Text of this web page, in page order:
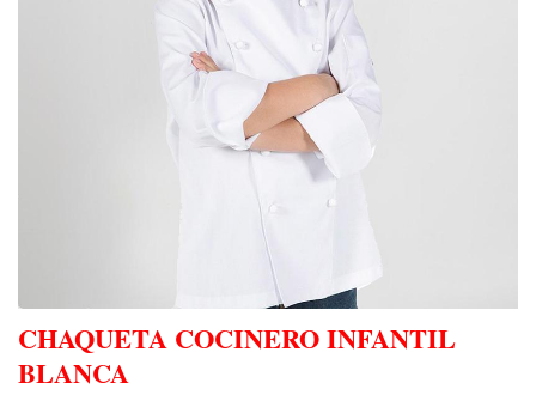
CHAQUETA COCINERO INFANTIL
BLANCA